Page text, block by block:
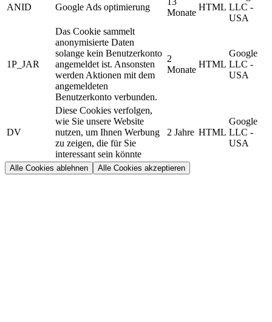
ANID Google Ads optimierung
Monate
HTML LLC -
USA
1P_JAR
Das Cookie sammelt
anonymisierte Daten
solange kein Benutzerkonto
angemeldet ist. Ansonsten
werden Aktionen mit dem
angemeldeten
Benutzerkonto verbunden.
2
Monate
HTML
Google
LLC -
USA
DV
Diese Cookies verfolgen,
wie Sie unsere Website
nutzen, um Ihnen Werbung
zu zeigen, die für Sie
interessant sein könnte
2 Jahre HTML
Google
LLC -
USA
Alle Cookies ablehnen Alle Cookies akzeptieren